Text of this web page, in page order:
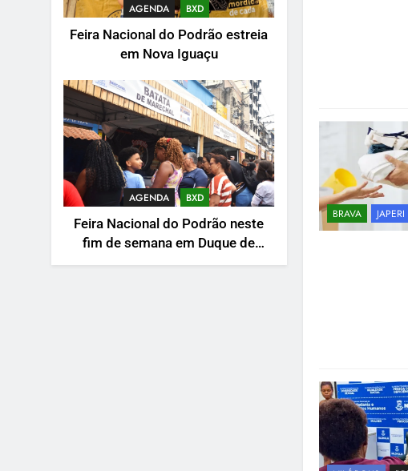
AGENDA BXD
Feira Nacional do Podrão estreia
em Nova Iguaçu
AGENDA BXD
Feira Nacional do Podrão neste
fim de semana em Duque de
Caxias
BRAVA JAPERI